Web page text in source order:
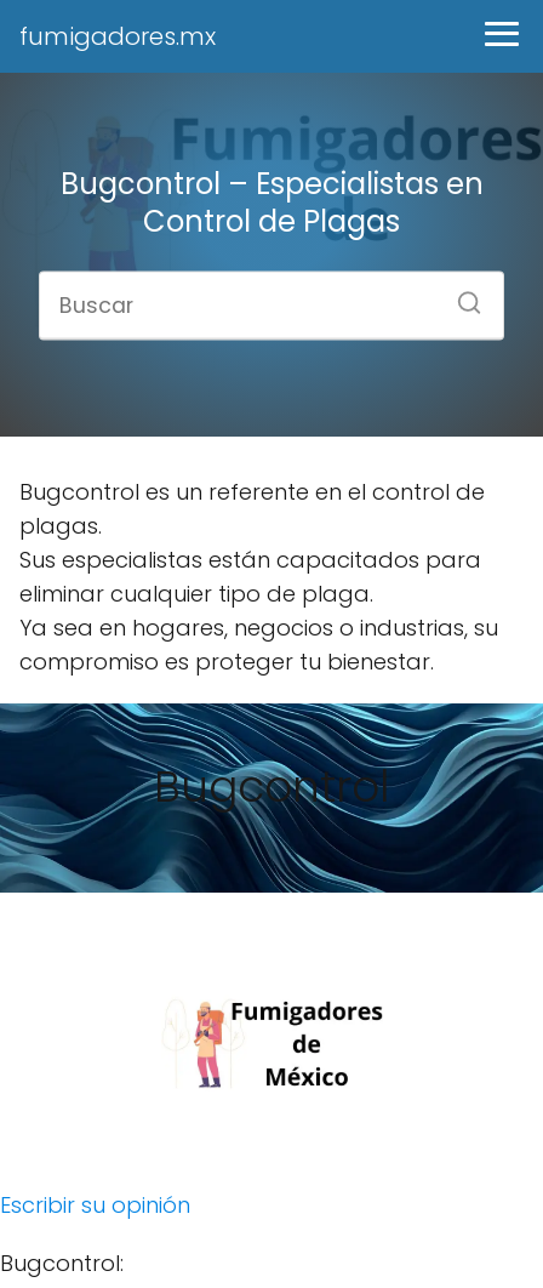
fumigadores.mx
Bugcontrol – Especialistas en
Control de Plagas
Bugcontrol es un referente en el control de
plagas.
Sus especialistas están capacitados para
eliminar cualquier tipo de plaga.
Ya sea en hogares, negocios o industrias, su
compromiso es proteger tu bienestar.
Bugcontrol
Escribir su opinión
Bugcontrol: